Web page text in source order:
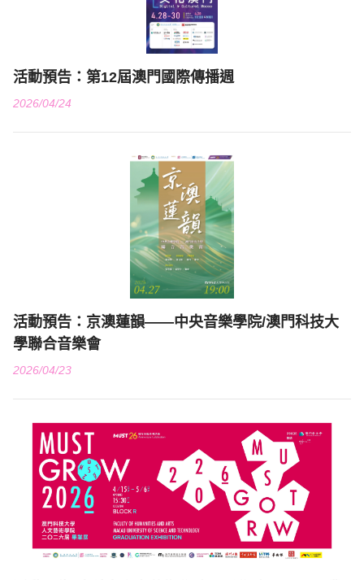
活動預告：第12屆澳門國際傳播週
2026/04/24
活動預告：京澳蓮韻——中央音樂學院/澳門科技大
學聯合音樂會
2026/04/23